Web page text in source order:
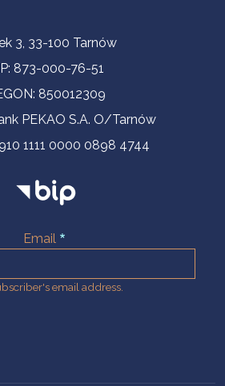
3, 33-100 Tarnów
873-000-76-51
850012309
PEKAO S.A. O/Tarnów
1111 0000 0898 4744
Email
email address.